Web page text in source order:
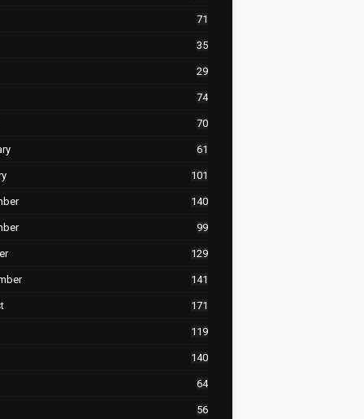
71
35
29
74
70
61
101
140
99
129
141
171
119
140
64
56